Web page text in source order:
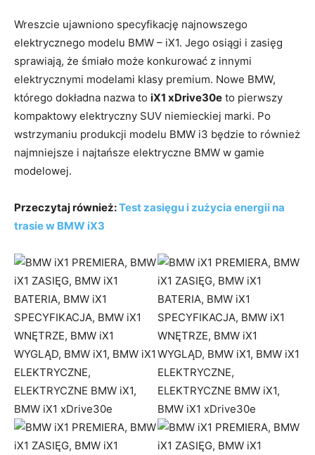
Wreszcie ujawniono specyfikację najnowszego
elektrycznego modelu BMW – iX1. Jego osiągi i zasięg
sprawiają, że śmiało może konkurować z innymi
elektrycznymi modelami klasy premium. Nowe BMW,
którego dokładna nazwa to iX1 xDrive30e to pierwszy
kompaktowy elektryczny SUV niemieckiej marki. Po
wstrzymaniu produkcji modelu BMW i3 będzie to również
najmniejsze i najtańsze elektryczne BMW w gamie
modelowej.
Przeczytaj również:Test zasięgu i zużycia energii na
trasie w BMW iX3